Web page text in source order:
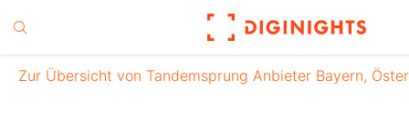
Zur Übersicht von Tandemsprung Anbieter Bayern,